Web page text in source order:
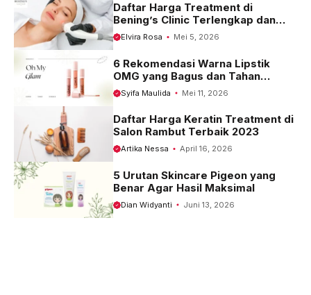
Daftar Harga Treatment di
Bening’s Clinic Terlengkap dan
Terbaru 2023
Elvira Rosa Mei 5, 2026
6 Rekomendasi Warna Lipstik
OMG yang Bagus dan Tahan
Seharian
Syifa Maulida Mei 11, 2026
Daftar Harga Keratin Treatment di
Salon Rambut Terbaik 2023
Artika Nessa April 16, 2026
5 Urutan Skincare Pigeon yang
Benar Agar Hasil Maksimal
Dian Widyanti Juni 13, 2026